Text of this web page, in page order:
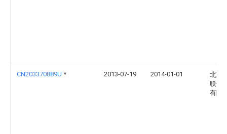
CN203370889U * 2013-07-19 2014-01-01
北京
联合
有限